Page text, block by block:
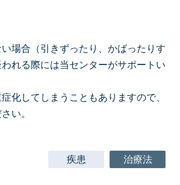
場合（引きずったり、かばったりす
れる際には当センターがサポートい
化してしまうこともありますので、
い。
疾患 治療法